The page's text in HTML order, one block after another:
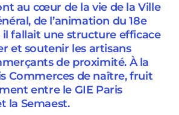
au cœur de la vie de la Ville
de l’animation du 18e
fallait une structure efficace
et soutenir les artisans
de proximité. À la
Commerces de naître, fruit
entre le GIE Paris
la Semaest.